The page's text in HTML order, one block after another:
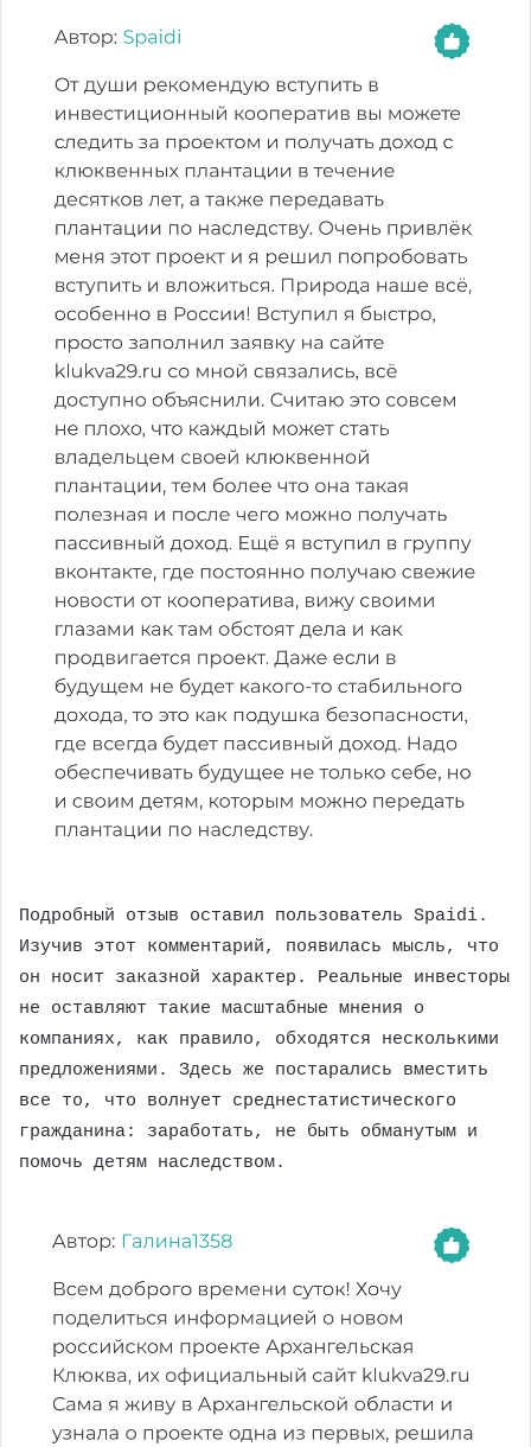
Подробный отзыв оставил пользователь Spaidi.
Изучив этот комментарий, появилась мысль, что
он носит заказной характер. Реальные инвесторы
не оставляют такие масштабные мнения о
компаниях, как правило, обходятся несколькими
предложениями. Здесь же постарались вместить
все то, что волнует среднестатистического
гражданина: заработать, не быть обманутым и
помочь детям наследством.